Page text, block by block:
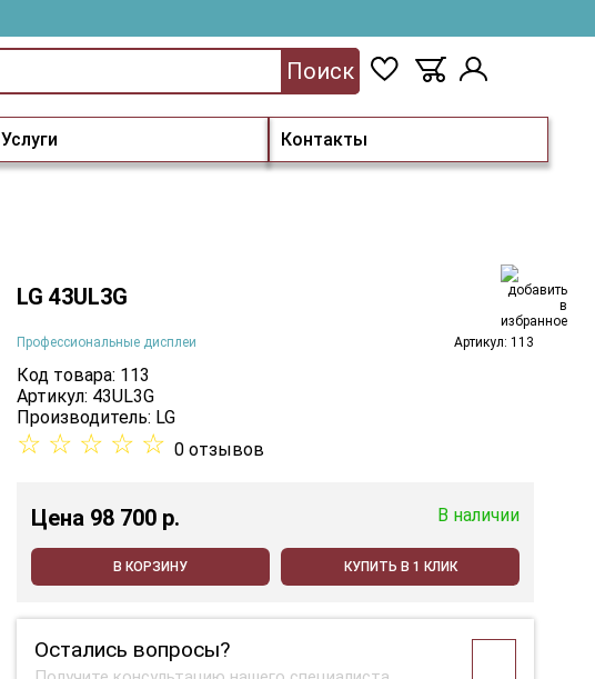
Услуги Контакты
Поиск
LG 43UL3G
Профессиональные дисплеи Артикул: 113
Код товара: 113
Артикул: 43UL3G
Производитель: LG
☆ ☆ ☆ ☆ ☆ 0 отзывов
Цена 98 700 p. В наличии
В КОРЗИНУ КУПИТЬ В 1 КЛИК
Остались вопросы?